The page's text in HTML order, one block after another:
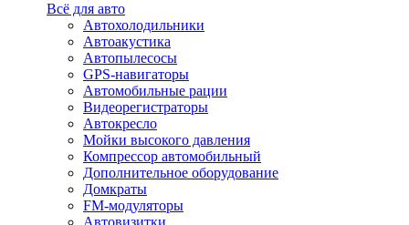
Всё для авто
Автохолодильники
Автоакустика
Автопылесосы
GPS-навигаторы
Автомобильные рации
Видеорегистраторы
Автокресло
Мойки высокого давления
Компрессор автомобильный
Дополнительное оборудование
Домкраты
FM-модуляторы
Автовизитки